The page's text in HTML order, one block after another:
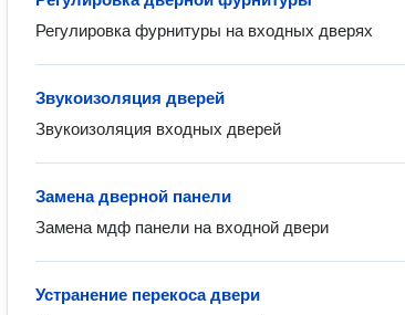
Регулировка фурнитуры на входных дверях
Звукоизоляция дверей
Звукоизоляция входных дверей
Замена дверной панели
Замена мдф панели на входной двери
Устранение перекоса двери